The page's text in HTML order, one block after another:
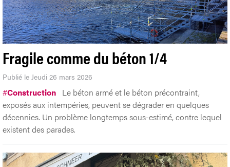
Fragile comme du béton 1/4
Publié le Jeudi 26 mars 2026
#Construction Le béton armé et le béton précontraint,
exposés aux intempéries, peuvent se dégrader en quelques
décennies. Un problème longtemps sous-estimé, contre lequel
existent des parades.